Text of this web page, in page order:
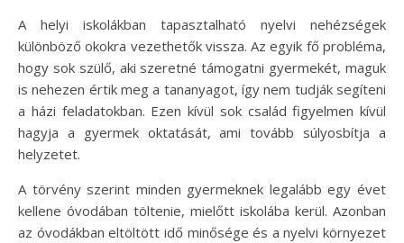
A helyi iskolákban tapasztalható nyelvi nehézségek
különböző okokra vezethetők vissza. Az egyik fő probléma,
hogy sok szülő, aki szeretné támogatni gyermekét, maguk
is nehezen értik meg a tananyagot, így nem tudják segíteni
a házi feladatokban. Ezen kívül sok család figyelmen kívül
hagyja a gyermek oktatását, ami tovább súlyosbítja a
helyzetet.
A törvény szerint minden gyermeknek legalább egy évet
kellene óvodában töltenie, mielőtt iskolába kerül. Azonban
az óvodákban eltöltött idő minősége és a nyelvi környezet